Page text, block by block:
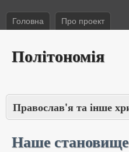
Головна Про проект
Політономія
Православ'я та інше
Наше становище